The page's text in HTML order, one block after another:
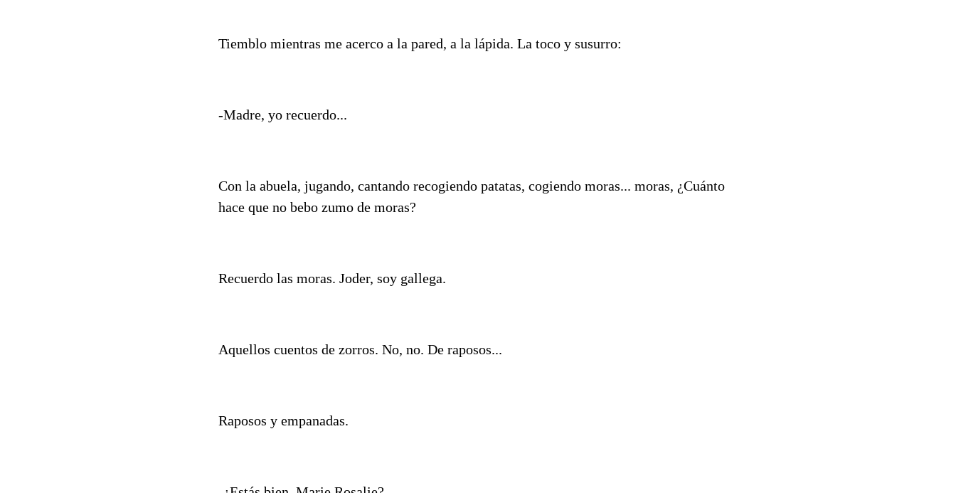
Tiemblo mientras me acerco a la pared, a la lápida. La toco y susurro:
-Madre, yo recuerdo...
Con la abuela, jugando, cantando recogiendo patatas, cogiendo moras... moras, ¿Cuánto
hace que no bebo zumo de moras?
Recuerdo las moras. Joder, soy gallega.
Aquellos cuentos de zorros. No, no. De raposos...
Raposos y empanadas.